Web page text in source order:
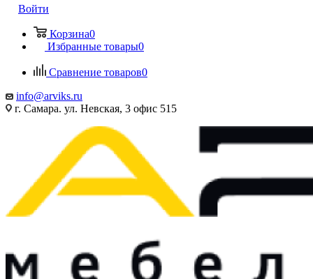
Войти
Корзина0
Избранные товары0
Сравнение товаров0
info@arviks.ru
г. Самара. ул. Невская, 3 офис 515